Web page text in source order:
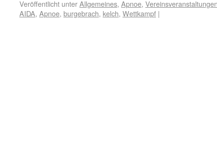
Veröffentlicht unterAllgemeines, Apnoe,
AIDA, Apnoe, burgebrach, kelch, Wettkampf |